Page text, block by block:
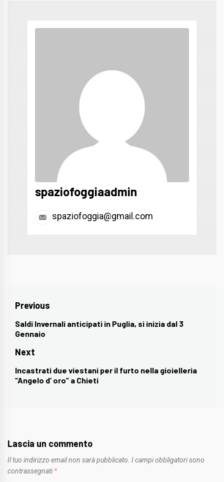
spaziofoggiaadmin
spaziofoggia@gmail.com
Navigazione
articoli
Previous
Previous
post:
Saldi Invernali anticipati in Puglia, si inizia dal 3
Gennaio
Next
Next
post:
Incastrati due viestani per il furto nella gioielleria
“Angelo d’ oro” a Chieti
Lascia un commento
Il tuo indirizzo email non sarà pubblicato. I campi obbligatori sono
contrassegnati *